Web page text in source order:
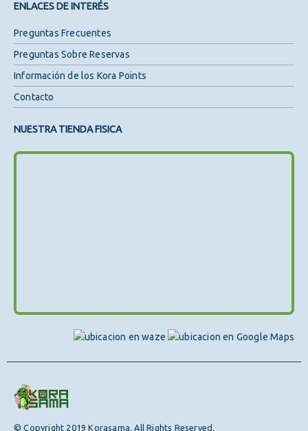
ENLACES DE INTERÉS
Preguntas Frecuentes
Preguntas Sobre Reservas
Información de los Kora Points
Contacto
NUESTRA TIENDA FISICA
© Copyright 2019 Korasama. All Rights Reserved.